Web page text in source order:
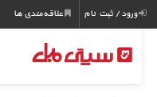
ورود / ثبت نام علاقه‌مندی ها